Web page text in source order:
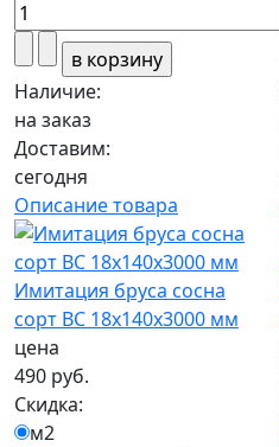
Наличие:
на заказ
Доставим:
сегодня
Описание товара
Имитация бруса сосна
сорт ВС 18х140х3000 мм
цена
490 руб.
Скидка:
м2